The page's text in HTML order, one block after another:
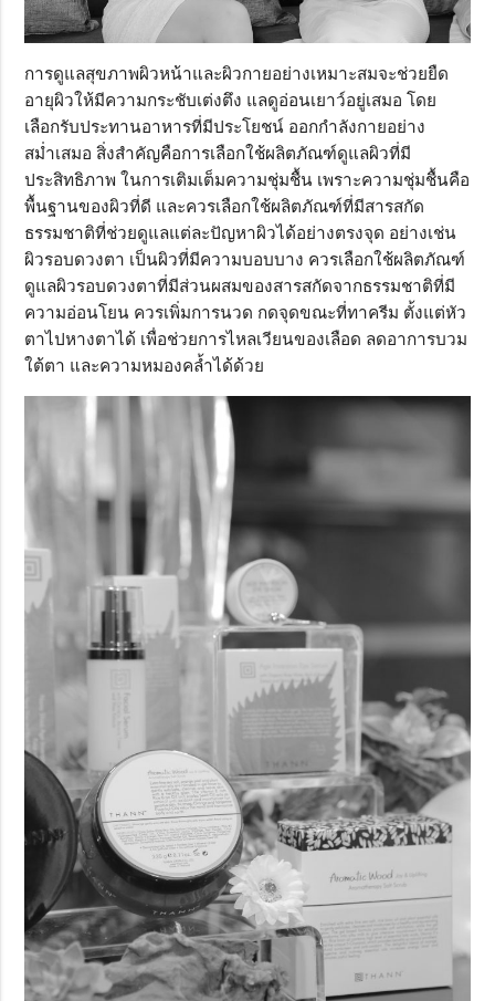
การดูแลสุขภาพผิวหน้าและผิวกายอย่างเหมาะสมจะช่วยยืด
อายุผิวให้มีความกระชับเต่งตึง แลดูอ่อนเยาว์อยู่เสมอ โดย
เลือกรับประทานอาหารที่มีประโยชน์ ออกกำลังกายอย่าง
สม่ำเสมอ สิ่งสำคัญคือการเลือกใช้ผลิตภัณฑ์ดูแลผิวที่มี
ประสิทธิภาพ ในการเติมเต็มความชุ่มชื้น เพราะความชุ่มชื้นคือ
พื้นฐานของผิวที่ดี และควรเลือกใช้ผลิตภัณฑ์ที่มีสารสกัด
ธรรมชาติที่ช่วยดูแลแต่ละปัญหาผิวได้อย่างตรงจุด อย่างเช่น
ผิวรอบดวงตา เป็นผิวที่มีความบอบบาง ควรเลือกใช้ผลิตภัณฑ์
ดูแลผิวรอบดวงตาที่มีส่วนผสมของสารสกัดจากธรรมชาติที่มี
ความอ่อนโยน ควรเพิ่มการนวด กดจุดขณะที่ทาครีม ตั้งแต่หัว
ตาไปหางตาได้ เพื่อช่วยการไหลเวียนของเลือด ลดอาการบวม
ใต้ตา และความหมองคล้ำได้ด้วย